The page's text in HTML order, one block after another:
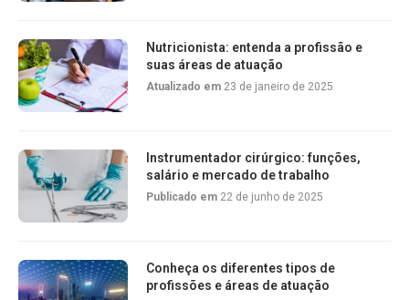
Nutricionista: entenda a profissão e
suas áreas de atuação
Atualizado em 23 de janeiro de 2025
Instrumentador cirúrgico: funções,
salário e mercado de trabalho
Publicado em 22 de junho de 2025
Conheça os diferentes tipos de
profissões e áreas de atuação